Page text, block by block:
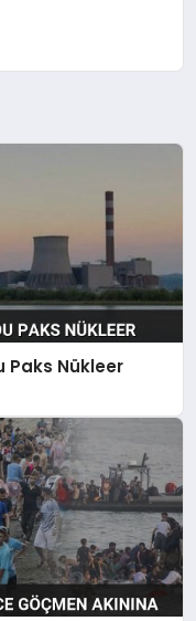
Paks Nükleer